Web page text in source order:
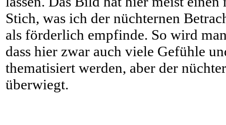
Stich, was ich der nüchternen
als förderlich empfinde. So wird
dass hier zwar auch viele Gefühle
thematisiert werden, aber der
überwiegt.